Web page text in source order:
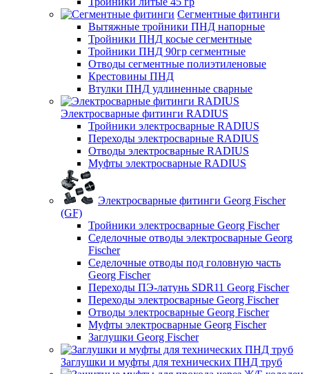
Сегментные фитинги
Вытяжные тройники ПНД напорные
Тройники ПНД косые сегментные
Тройники ПНД 90гр сегментные
Отводы сегментные полиэтиленовые
Крестовины ПНД
Втулки ПНД удлиненные сварные
Электросварные фитинги RADIUS
Тройники электросварные RADIUS
Переходы электросварные RADIUS
Отводы электросварные RADIUS
Муфты электросварные RADIUS
Электросварные фитинги Georg Fischer
(GF)
Тройники электросварные Georg Fischer
Седелочные отводы электросварные Georg
Fischer
Седелочные отводы под головную часть
Georg Fischer
Переходы ПЭ-латунь SDR11 Georg Fischer
Переходы электросварные Georg Fischer
Отводы электросварные Georg Fischer
Муфты электросварные Georg Fischer
Заглушки Georg Fischer
Заглушки и муфты для технических ПНД труб